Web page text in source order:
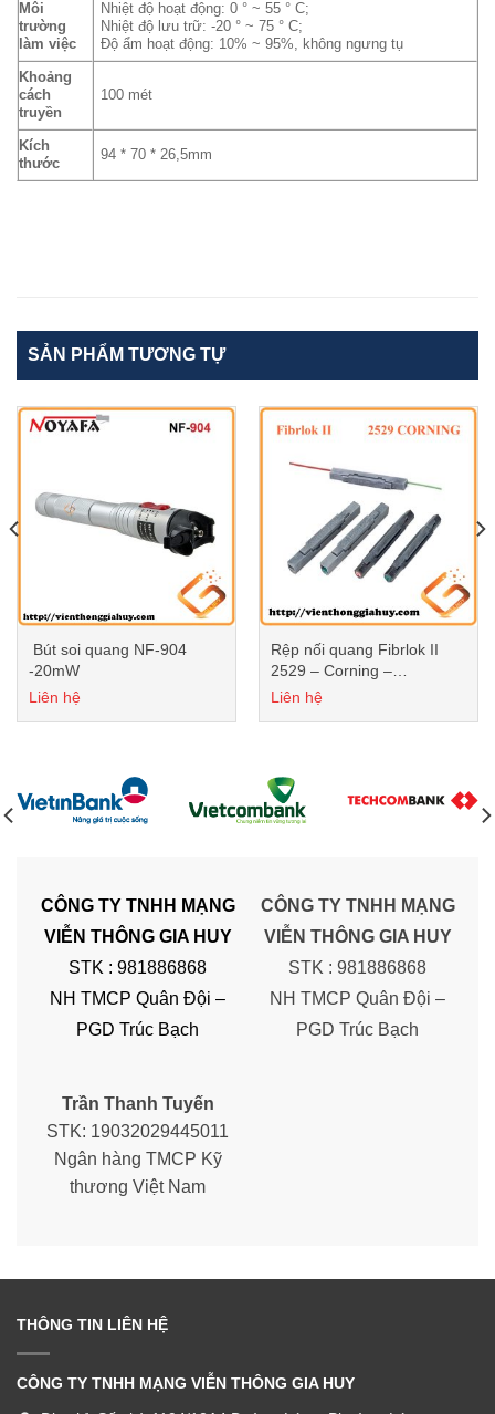
Môi
trường
làm việc
Nhiệt độ hoạt động: 0 ° ~ 55 ° C;
Nhiệt độ lưu trữ: -20 ° ~ 75 ° C;
Độ ẩm hoạt động: 10% ~ 95%, không ngưng tụ
Khoảng
cách
truyền
100 mét
Kích
thước
94 * 70 * 26,5mm
SẢN PHẨM TƯƠNG TỰ
Bút soi quang NF-904
-20mW
Liên hệ
Rệp nối quang Fibrlok II
2529 – Corning –
UY3MUSA.
Liên hệ
CÔNG TY TNHH MẠNG
VIỄN THÔNG GIA HUY
STK : 981886868
NH TMCP Quân Đội –
PGD Trúc Bạch
CÔNG TY TNHH MẠNG
VIỄN THÔNG GIA HUY
STK : 981886868
NH TMCP Quân Đội –
PGD Trúc Bạch
Trần Thanh Tuyến
STK: 19032029445011
Ngân hàng TMCP Kỹ
thương Việt Nam
THÔNG TIN LIÊN HỆ
CÔNG TY TNHH MẠNG VIỄN THÔNG GIA HUY